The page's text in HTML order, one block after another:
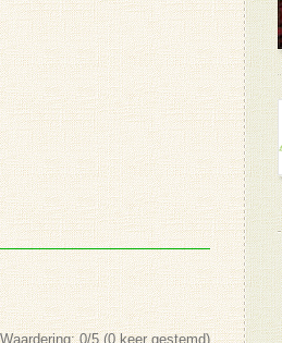
Waardering:0/5 (0keer gestemd)